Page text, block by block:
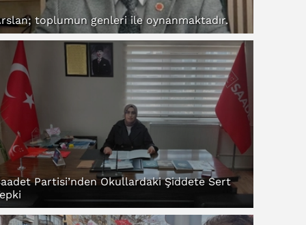
toplumun genleri ile oynanmaktadır.
Partisi’nden Okullardaki Şiddete Sert